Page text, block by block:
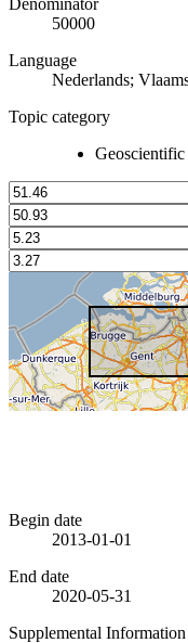
50000
Language
Nederlands;
Topic category
Begin date
2013-01-01
End date
2020-05-31
Supplemental Information